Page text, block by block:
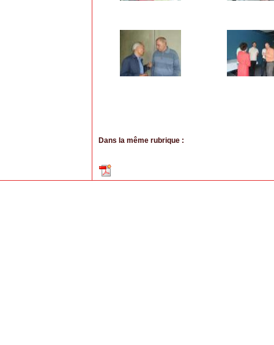
Dans la même rubrique :